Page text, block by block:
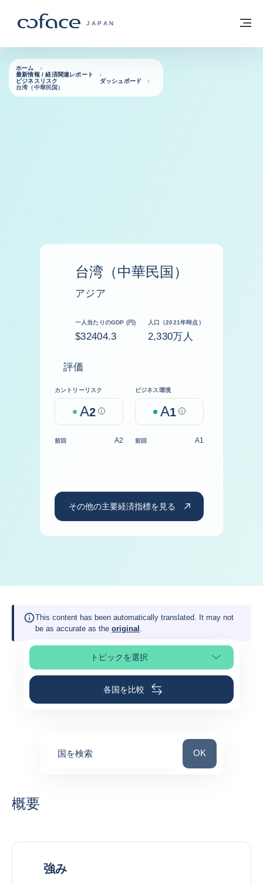
COFACE FOR TRADE - HOMEPAGE
JAPAN
ホームに戻る
ホーム
最新情報 / 経済関連レポート
ビジネスリスク ダッシュボード
台湾（中華民国）
台湾（中華民国）
アジア
一人当たりのGDP (円)
$32404.3
人口（2021年時点）
2,330万人
評価
カントリーリスク
A2 Help
ビジネス環境
A1 Help
前回 A2 前回 A1
その他の主要経済指標を見る
This content has been automatically translated. It may not
be as accurate as the original .
トピックを選択
ページの選択
各国を比較
国を検索 国を検索
OK
概要
強み